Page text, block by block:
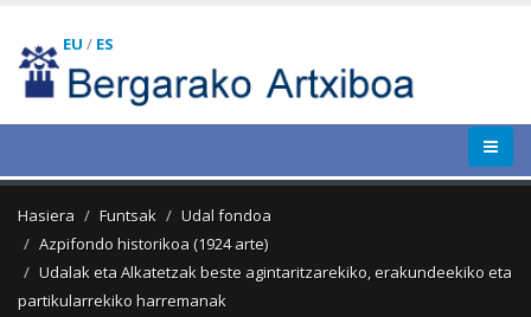
EU / ES
Hasiera Funtsak
Udal fondoa
Azpifondo historikoa (1924 arte)
Udalak eta Alkatetzak beste agintaritzarekiko, erakundeekiko eta
partikularrekiko harremanak